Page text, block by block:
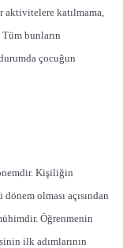
aktivitelere katılmama,
bunların
çocuğun
Kişiliğin
olması açısından
Öğrenmenin
ilk adımlarının